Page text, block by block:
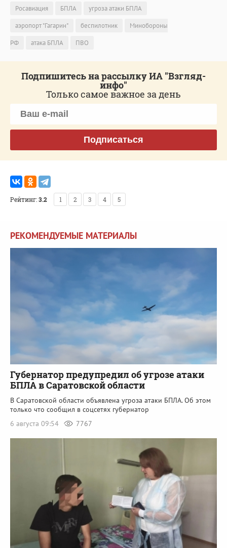
Росавиация БПЛА
угроза атаки БПЛА
аэропорт "Гагарин"
беспилотник
Минобороны
РФ
атака БПЛА ПВО
Подпишитесь на рассылку ИА "Взгляд-
инфо"
Только самое важное за день
Подписаться
Рейтинг:3.2 1 2 3 4 5
РЕКОМЕНДУЕМЫЕ МАТЕРИАЛЫ
Губернатор предупредил об угрозе атаки
БПЛА в Саратовской области
В Саратовской области объявлена угроза атаки БПЛА. Об этом
только что сообщил в соцсетях губернатор
6 августа 09:54
7767